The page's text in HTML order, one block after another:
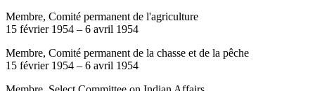
Membre, Comité permanent de l'agriculture
15 février 1954 – 6 avril 1954
Membre, Comité permanent de la chasse et de la pêche
15 février 1954 – 6 avril 1954